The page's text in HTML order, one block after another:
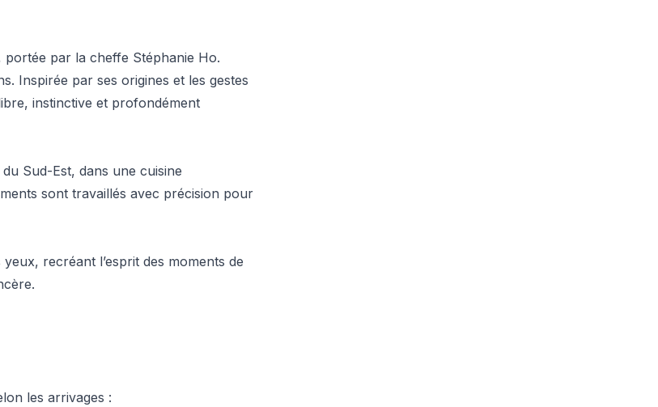
par la cheffe Stéphanie Ho.
Inspirée par ses origines et les gestes
instinctive et profondément
Sud-Est, dans une cuisine
sont travaillés avec précision pour
recréant l’esprit des moments de
les arrivages :